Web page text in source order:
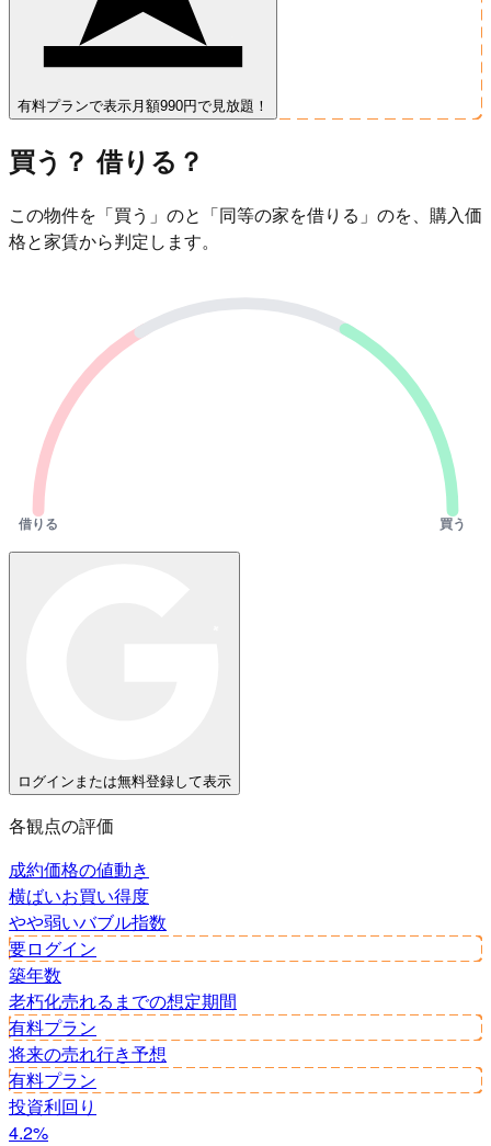
有料プランで表示 月額990円で見放題！
買う？ 借りる？
この物件を「買う」のと「同等の家を借りる」のを、購入価
格と家賃から判定します。
借りる 買う
ログインまたは無料登録して表示
各観点の評価
成約価格の値動き
横ばいお買い得度
やや弱いバブル指数
要ログイン
築年数
老朽化売れるまでの想定期間
有料プラン
将来の売れ行き予想
有料プラン
投資利回り
4.2%